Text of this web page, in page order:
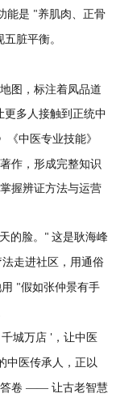
能是 "养肌肉、正骨
五脏平衡。
图，标注着凤品道
更多人接触到正统中
中医专业技能》
作，形成完整知识
握辨证方法与运营
的脸。 " 这是耿海峰
走进社区，用通俗
"假如张仲景有手
千城万店 ' ，让中医
中医传承人，正以
答卷 —— 让古老智慧